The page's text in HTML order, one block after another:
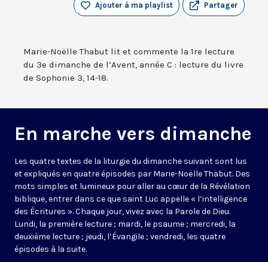
Partager
Ajouter à ma playlist
Marie-Noëlle Thabut lit et commente la 1re lecture
du 3e dimanche de l’Avent, année C : lecture du livre
de Sophonie 3, 14-18.
En marche vers dimanche
Les quatre textes de la liturgie du dimanche suivant sont lus
et expliqués en quatre épisodes par Marie-Noëlle Thabut. Des
mots simples et lumineux pour aller au cœur de la Révélation
biblique, entrer dans ce que saint Luc appelle « l’intelligence
des Écritures ». Chaque jour, vivez avec la Parole de Dieu.
Lundi, la première lecture ; mardi, le psaume ; mercredi, la
deuxième lecture ; jeudi, l’Évangile ; vendredi, les quatre
épisodes à la suite.